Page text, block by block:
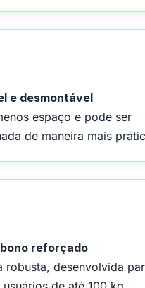
e desmontável
espaço e pode ser
de maneira mais
reforçado
robusta, desenvolvida